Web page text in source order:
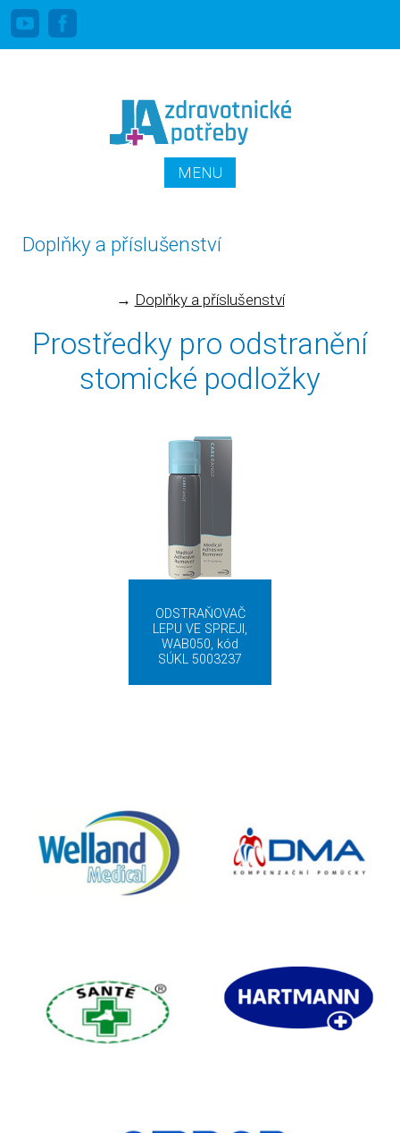
MENU
Doplňky a příslušenství
→ Doplňky a příslušenství
Prostředky pro odstranění
stomické podložky
ODSTRAŇOVAČ
LEPU VE SPREJI,
WAB050, kód
SÚKL 5003237